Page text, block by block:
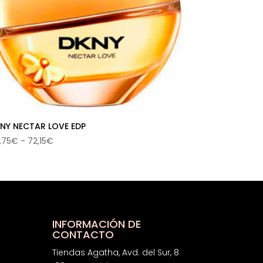
NECTAR LOVE EDP
€ - 72,15€
desde
72,15€
INFORMACIÓN DE
CONTACTO
Tiendas Agatha, Avd. del Sur, 8